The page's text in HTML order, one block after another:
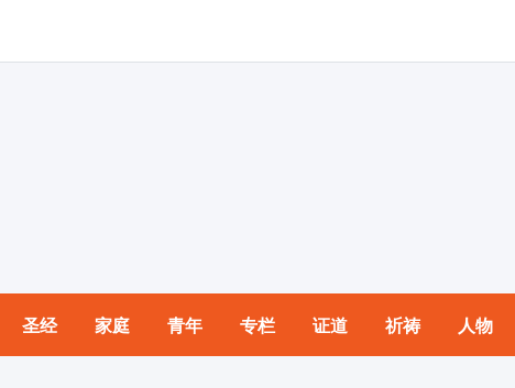
圣经 家庭 青年 专栏 证道 祈祷 人物